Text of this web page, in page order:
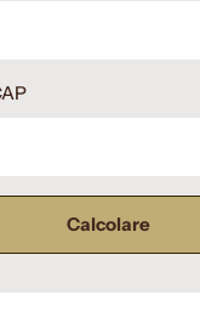
Calcolare